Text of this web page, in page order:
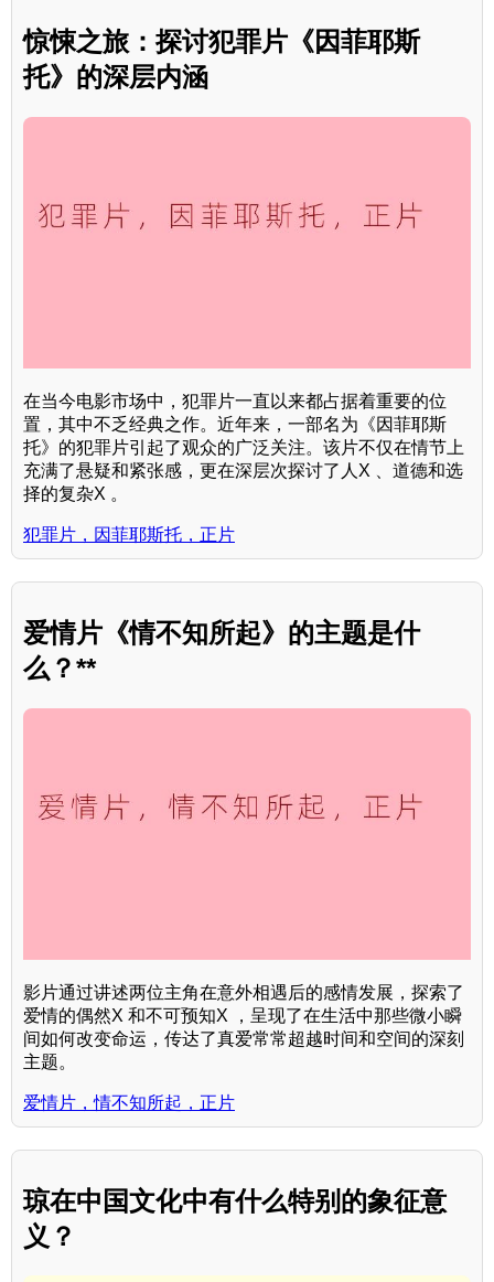
惊悚之旅：探讨犯罪片《因菲耶斯
托》的深层内涵
在当今电影市场中，犯罪片一直以来都占据着重要的位
置，其中不乏经典之作。近年来，一部名为《因菲耶斯
托》的犯罪片引起了观众的广泛关注。该片不仅在情节上
充满了悬疑和紧张感，更在深层次探讨了人X 、道德和选
择的复杂X 。
犯罪片，因菲耶斯托，正片
爱情片《情不知所起》的主题是什
么？**
影片通过讲述两位主角在意外相遇后的感情发展，探索了
爱情的偶然X 和不可预知X ，呈现了在生活中那些微小瞬
间如何改变命运，传达了真爱常常超越时间和空间的深刻
主题。
爱情片，情不知所起，正片
琼在中国文化中有什么特别的象征意
义？